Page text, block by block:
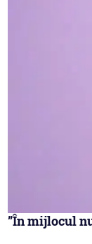
”În mijlocul